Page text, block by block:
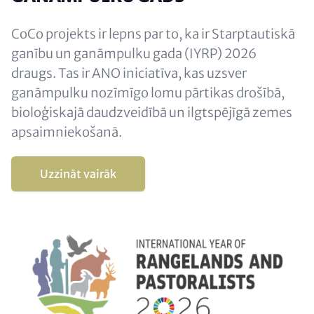
CoCo projekts ir lepns par to, ka ir Starptautiskā
ganību un ganāmpulku gada (IYRP) 2026
draugs. Tas ir ANO iniciatīva, kas uzsver
ganāmpulku nozīmīgo lomu pārtikas drošībā,
bioloģiskajā daudzveidībā un ilgtspējīgā zemes
apsaimniekošanā.
Uzzināt vairāk